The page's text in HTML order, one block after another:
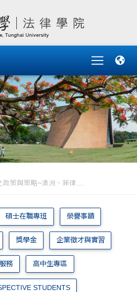
政策與策略~澳洲、菲律....
碩士在職專班 榮譽事蹟
獎學金 企業徵才與實習
務 高中生專區
STUDENTS